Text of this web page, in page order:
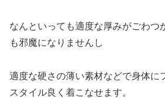
なんといっても適度な厚みがごわつ
も邪魔になりませんし
適度な硬さの薄い素材などで身体に
スタイル良く着こなせます。